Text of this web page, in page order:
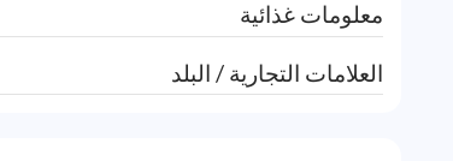
معلومات غذائية
العلامات التجارية / البلد